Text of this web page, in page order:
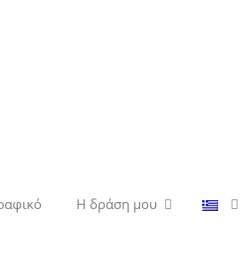
Η δράση μου